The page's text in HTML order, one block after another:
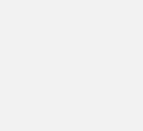
сети:
доступность —